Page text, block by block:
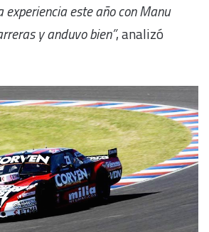
experiencia este año con Manu
y anduvo bien”, analizó